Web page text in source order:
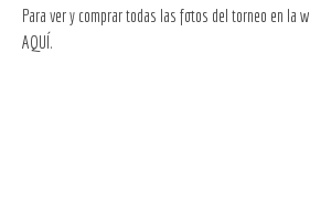
Para ver y comprar todas las fotos del torneo en la
AQUÍ.